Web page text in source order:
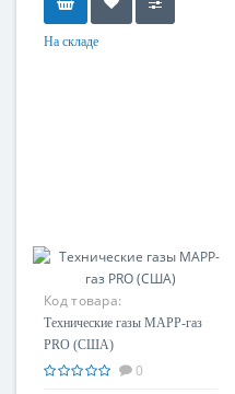
На складе
Код товара:
Технические газы MAPP-газ
PRO (США)
0